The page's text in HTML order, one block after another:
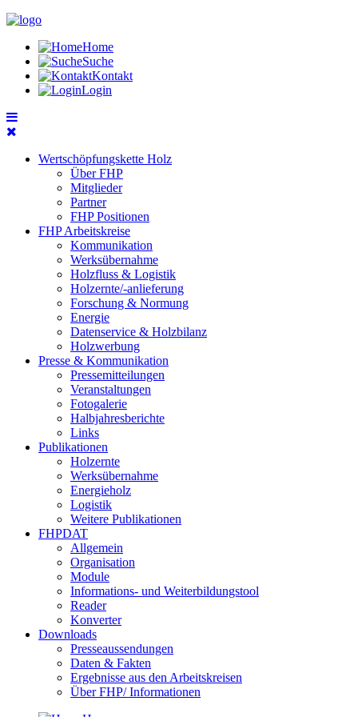
Home
Suche
Kontakt
Login
Wertschöpfungskette Holz
Über FHP
Mitglieder
Partner
FHP Positionen
FHP Arbeitskreise
Kommunikation
Werksübernahme
Holzfluss & Logistik
Holzernte/-anlieferung
Forschung & Normung
Energie
Datenservice & Holzbilanz
Holzwerbung
Presse & Kommunikation
Pressemitteilungen
Veranstaltungen
Fotogalerie
Halbjahresberichte
Links
Publikationen
Holzernte
Werksübernahme
Energieholz
Logistik
Weitere Publikationen
FHPDAT
Allgemein
Organisation
Module
Informations- und Weiterbildungstool
Reader
Konverter
Downloads
Presseaussendungen
Daten & Fakten
Ergebnisse aus den Arbeitskreisen
Über FHP/ Informationen